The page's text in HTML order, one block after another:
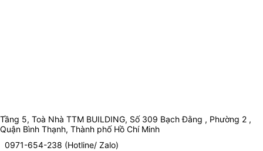
Tầng 5, Toà Nhà TTM BUILDING, Số 309 Bạch Đằng , Phường 2 ,
Quận Bình Thạnh, Thành phố Hồ Chí Minh
0971-654-238 (Hotline/ Zalo)